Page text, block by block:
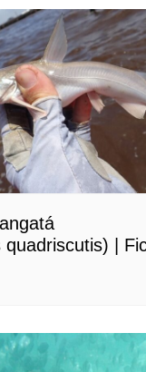
quadriscutis) |